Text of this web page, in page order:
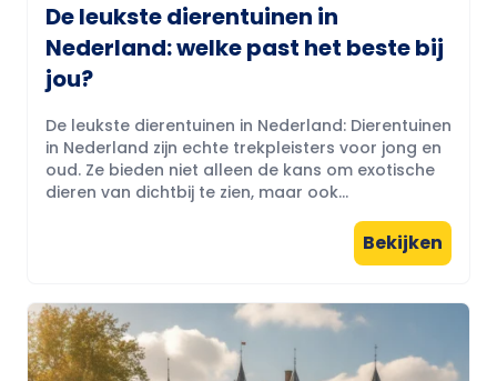
De leukste dierentuinen in
Nederland: welke past het beste bij
jou?
De leukste dierentuinen in Nederland: Dierentuinen
in Nederland zijn echte trekpleisters voor jong en
oud. Ze bieden niet alleen de kans om exotische
dieren van dichtbij te zien, maar ook...
Bekijken